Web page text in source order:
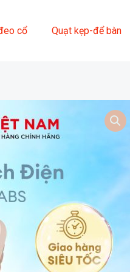
cổ Quạt kẹp-để bàn